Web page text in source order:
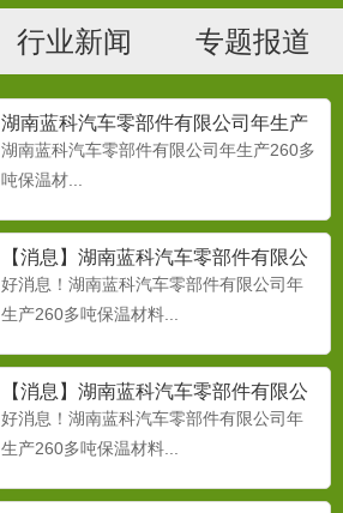
行业新闻 专题报道
湖南蓝科汽车零部件有限公司年生产
260多吨保温材
湖南蓝科汽车零部件有限公司年生产260多
吨保温材...
【消息】湖南蓝科汽车零部件有限公
司年生产260多吨保温材料
好消息！湖南蓝科汽车零部件有限公司年
生产260多吨保温材料...
【消息】湖南蓝科汽车零部件有限公
司年生产260多吨保温材料
好消息！湖南蓝科汽车零部件有限公司年
生产260多吨保温材料...
的一条重要技术途径。目...
PPR保温管02
蓝科PPR 保温管02...
汽车材料轻量化关键材料之PU、
TPU在汽车领域的应用
PPR保温管03
PPR保温管03...